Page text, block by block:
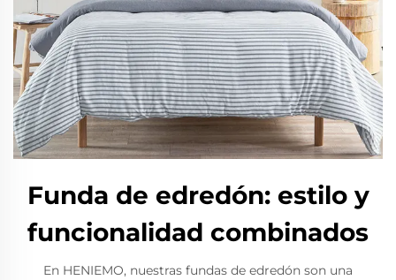
Funda de edredón: estilo y
funcionalidad combinados
En HENIEMO, nuestras fundas de edredón son una